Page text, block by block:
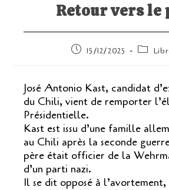
Retour vers le
Publication
15/12/2025
Post
José Antonio Kast, candidat
du Chili, vient de remporter
Présidentielle.
Kast est issu d’une famille
au Chili après la seconde
père était officier de la
d’un parti nazi.
Il se dit opposé à